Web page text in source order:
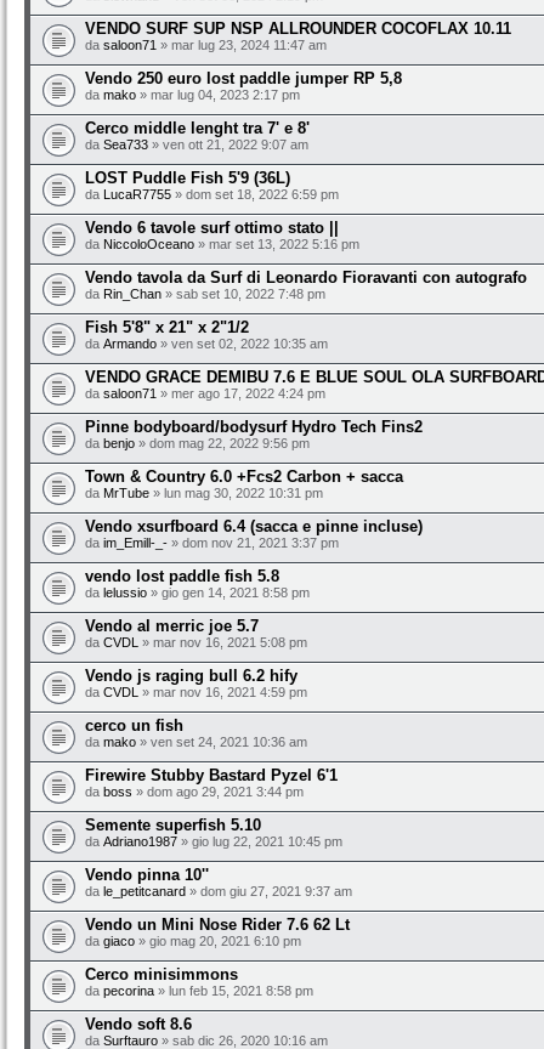
VENDO SURF SUP NSP ALLROUNDER COCOFLAX 10.11
da saloon71 » mar lug 23, 2024 11:47 am
Vendo 250 euro lost paddle jumper RP 5,8
da mako » mar lug 04, 2023 2:17 pm
Cerco middle lenght tra 7' e 8'
da Sea733 » ven ott 21, 2022 9:07 am
LOST Puddle Fish 5'9 (36L)
da LucaR7755 » dom set 18, 2022 6:59 pm
Vendo 6 tavole surf ottimo stato ||
da NiccoloOceano » mar set 13, 2022 5:16 pm
Vendo tavola da Surf di Leonardo Fioravanti con autografo
da Rin_Chan » sab set 10, 2022 7:48 pm
Fish 5'8" x 21" x 2"1/2
da Armando » ven set 02, 2022 10:35 am
VENDO GRACE DEMIBU 7.6 E BLUE SOUL OLA
da saloon71 » mer ago 17, 2022 4:24 pm
Pinne bodyboard/bodysurf Hydro Tech Fins2
da benjo » dom mag 22, 2022 9:56 pm
Town & Country 6.0 +Fcs2 Carbon + sacca
da MrTube » lun mag 30, 2022 10:31 pm
Vendo xsurfboard 6.4 (sacca e pinne incluse)
da im_Emill-_- » dom nov 21, 2021 3:37 pm
vendo lost paddle fish 5.8
da lelussio » gio gen 14, 2021 8:58 pm
Vendo al merric joe 5.7
da CVDL » mar nov 16, 2021 5:08 pm
Vendo js raging bull 6.2 hify
da CVDL » mar nov 16, 2021 4:59 pm
cerco un fish
da mako » ven set 24, 2021 10:36 am
Firewire Stubby Bastard Pyzel 6'1
da boss » dom ago 29, 2021 3:44 pm
Semente superfish 5.10
da Adriano1987 » gio lug 22, 2021 10:45 pm
Vendo pinna 10''
da le_petitcanard » dom giu 27, 2021 9:37 am
Vendo un Mini Nose Rider 7.6 62 Lt
da giaco » gio mag 20, 2021 6:10 pm
Cerco minisimmons
da pecorina » lun feb 15, 2021 8:58 pm
Vendo soft 8.6
da Surftauro » sab dic 26, 2020 10:16 am